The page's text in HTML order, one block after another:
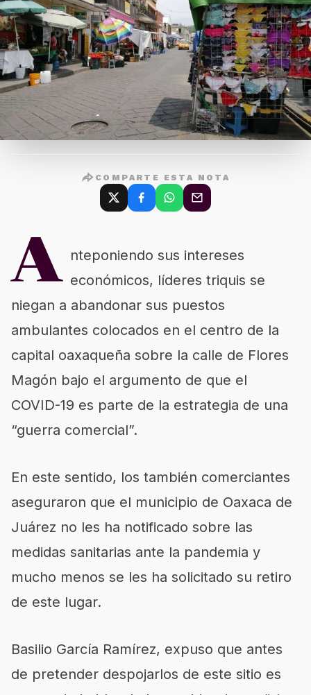
COMPARTE ESTA NOTA
A nteponiendo sus intereses
económicos, líderes triquis se
niegan a abandonar sus puestos
ambulantes colocados en el centro de la
capital oaxaqueña sobre la calle de Flores
Magón bajo el argumento de que el
COVID-19 es parte de la estrategia de una
“guerra comercial”.
En este sentido, los también comerciantes
aseguraron que el municipio de Oaxaca de
Juárez no les ha notificado sobre las
medidas sanitarias ante la pandemia y
mucho menos se les ha solicitado su retiro
de este lugar.
Basilio García Ramírez, expuso que antes
de pretender despojarlos de este sitio es